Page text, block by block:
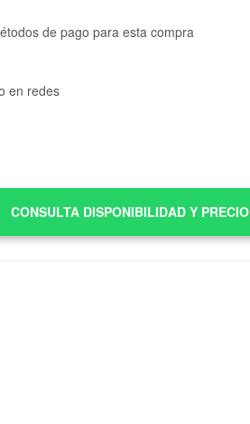
de pago para esta compra
en redes
CONSULTA DISPONIBILIDAD Y PRECIO